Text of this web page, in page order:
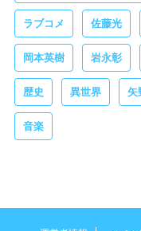
ラブコメ 佐藤光
岡本英樹 岩永彰
歴史 異世界 矢
音楽